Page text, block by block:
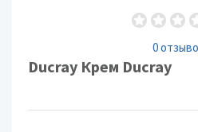
0
Ducray Крем Ducray